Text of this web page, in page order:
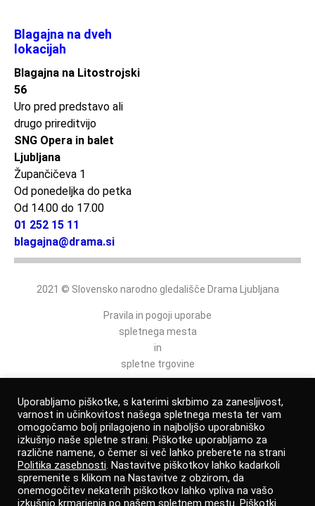
Blagajna na dveh
lokacijah
Blagajna na Litostrojski
56
Uro pred predstavo ali
drugo prireditvijo
SNG Opera in balet
Ljubljana
Župančičeva 1
Od ponedeljka do petka
Od 14.00 do 17.00
01 252 15 11
blagajna@drama.si
2021 © Slovensko narodno gledališče Drama Ljubljana
Pravila in pogoji uporabe
spletnega mesta
in
spletne trgovine
Politika varovanja osebnih podatkov
Izjava o dostopnosti
Prijava po zakonu o zaščiti prijaviteljev
Uporabljamo piškotke, s katerimi skrbimo za zanesljivost,
varnost in učinkovitost našega spletnega mesta ter vam
omogočamo bolj prilagojeno in najboljšo uporabniško
izkušnjo naše spletne strani. Piškotke uporabljamo za
različne namene, o čemer si več lahko preberete na strani
Politika zasebnosti. Nastavitve piškotkov lahko kadarkoli
spremenite s klikom na Nastavitve z obzirom, da
onemogočitev nekaterih piškotkov lahko vpliva na vašo
izkušnjo krmarjenja po našem spletnem mestu. Piškotki